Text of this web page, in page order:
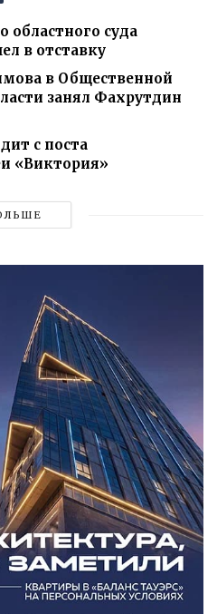
областного суда
в отставку
в Общественной
занял Фахрутдин
с поста
«Виктория»